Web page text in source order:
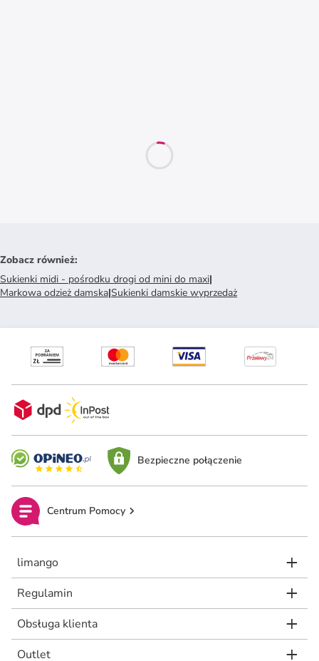
Zobacz również:
Sukienki midi - pośrodku drogi od mini do maxi|
Markowa odzież damska|Sukienki damskie wyprzedaż
Bezpieczne połączenie
Centrum Pomocy
limango
Regulamin
Obsługa klienta
Outlet